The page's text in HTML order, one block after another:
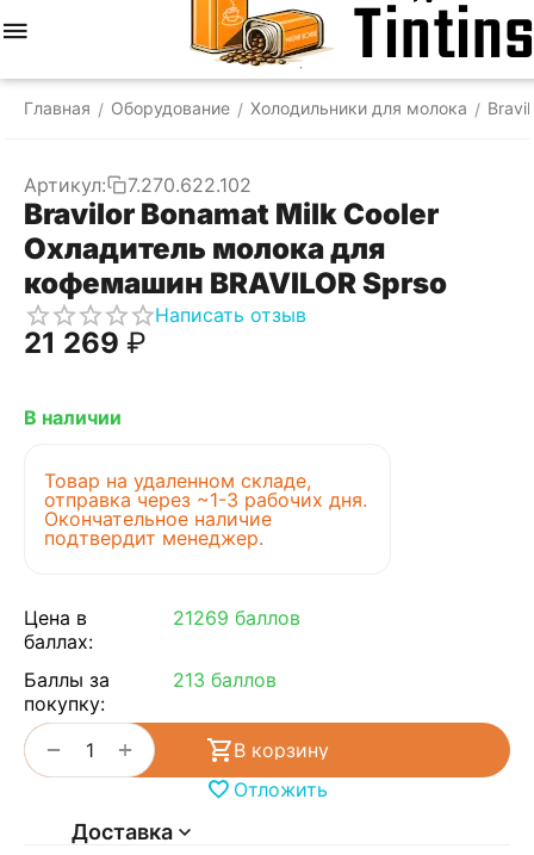
Главная / Оборудование / Холодильники для молока /
Артикул: 7.270.622.102
Bravilor Bonamat Milk Cooler
Охладитель молока для
кофемашин BRAVILOR Sprso
Написать отзыв
21 269 ₽
В наличии
Товар на удаленном складе,
отправка через ~1-3 рабочих дня.
Окончательное наличие
подтвердит менеджер.
Цена в
баллах:
21269 баллов
Баллы за
покупку:
213 баллов
+
−
В корзину
Отложить
Доставка
Корзина Отложенные
товары
Аккаунт